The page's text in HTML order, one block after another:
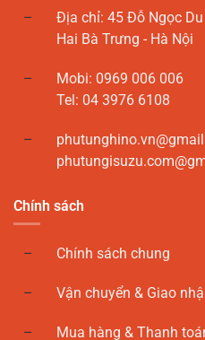
Địa chỉ: 45 Đỗ Ngọc
Hai Bà Trưng - Hà Nội
Mobi: 0969 006 006
Tel: 04 3976 6108
Chính sách
Chính sách chung
Vận chuyển & Giao
Mua hàng & Thanh